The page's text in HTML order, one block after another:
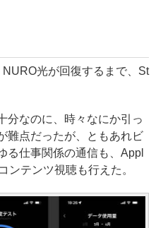
光が回復するまで、St
なのに、時々なにか引っ
難点だったが、ともあれビ
る仕事関係の通信も、Appl
ンテンツ視聴も行えた。